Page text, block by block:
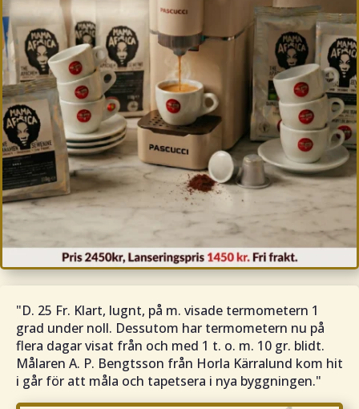
"D. 25 Fr. Klart, lugnt, på m. visade termometern 1
grad under noll. Dessutom har termometern nu på
flera dagar visat från och med 1 t. o. m. 10 gr. blidt.
Målaren A. P. Bengtsson från Horla Kärralund kom hit
i går för att måla och tapetsera i nya byggningen."